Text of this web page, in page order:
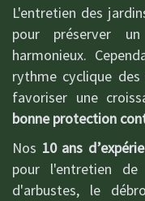
L'entretien des
pour préserver
harmonieux.
rythme cyclique
favoriser une
bonne protection
Nos 10 ans
pour l'entretien
d'arbustes, le